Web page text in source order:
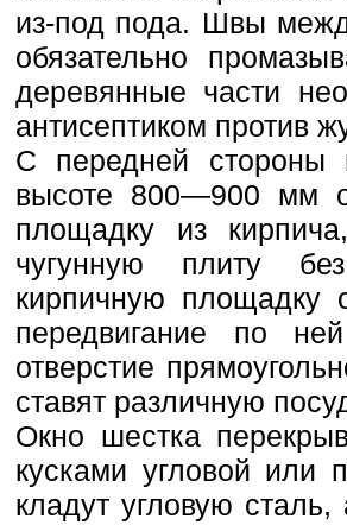
из-под пода. Швы
обязательно
деревянные части
антисептиком против
С передней стороны
высоте 800—900 мм
площадку из
чугунную плиту
кирпичную площадку
передвигание по
отверстие
ставят различную
Окно шестка
кусками угловой или
кладут угловую